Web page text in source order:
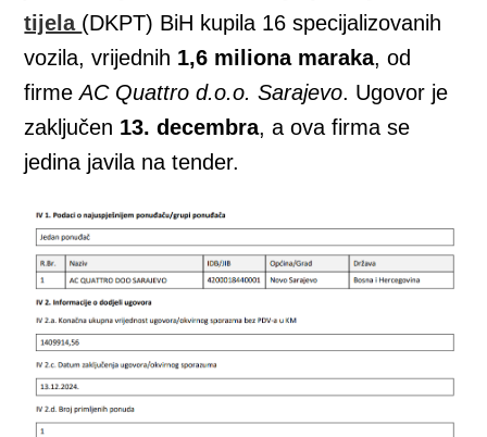
tijela (DKPT) BiH kupila 16 specijalizovanih
vozila, vrijednih 1,6 miliona maraka, od
firmeAC Quattro d.o.o. Sarajevo. Ugovor je
zaključen 13. decembra, a ova firma se
jedina javila na tender.